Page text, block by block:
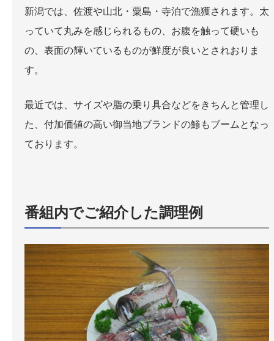
新潟では、佐渡や山北・粟島・寺泊で漁獲されます。太
っていて丸みを感じられるもの、お腹を触って硬いも
の、表面の輝いているものが鮮度が良いとされおりま
す。
最近では、サイズや脂の乗り具合などをきちんと管理し
た、付加価値の高い御当地ブランドの鯵もブームとなっ
ております。
番組内でご紹介した調理例